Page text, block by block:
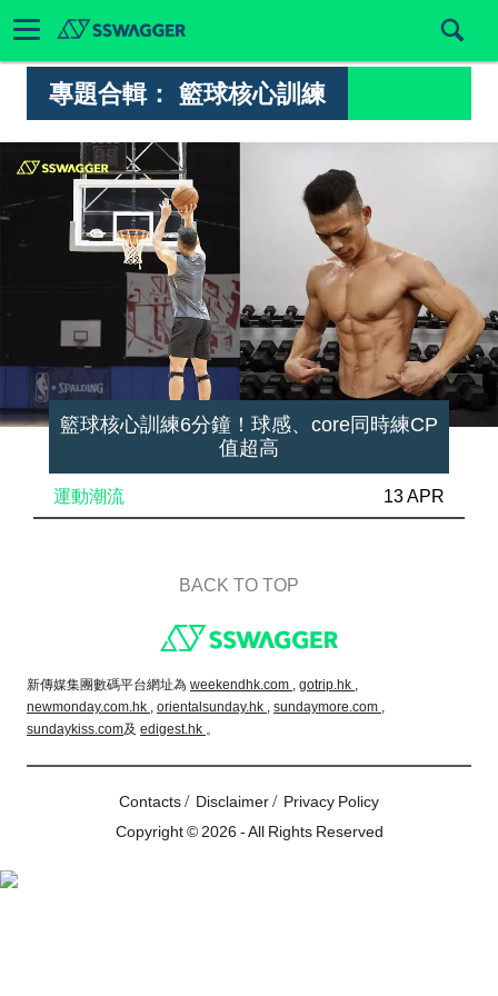
專題合輯： 籃球核心訓練
籃球核心訓練6分鐘！球感、core同時練CP
值超高
運動潮流 13 APR
BACK TO TOP
新傳媒集團數碼平台網址為 weekendhk.com , gotrip.hk ,
newmonday.com.hk , orientalsunday.hk , sundaymore.com ,
sundaykiss.com及 edigest.hk 。
Contacts/ Disclaimer/ Privacy Policy
Copyright © 2026 - All Rights Reserved